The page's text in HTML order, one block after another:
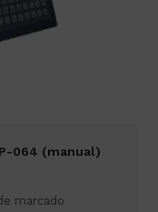
064 (manual)
marcado